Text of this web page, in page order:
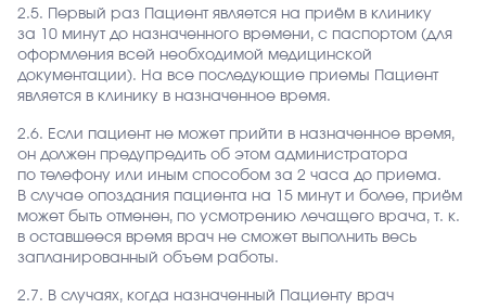
2.5. Первый раз Пациент является на приём в клинику
за 10 минут до назначенного времени, с паспортом (для
оформления всей необходимой медицинской
документации). На все последующие приемы Пациент
является в клинику в назначенное время.
2.6. Если пациент не может прийти в назначенное время,
он должен предупредить об этом администратора
по телефону или иным способом за 2 часа до приема.
В случае опоздания пациента на 15 минут и более, приём
может быть отменен, по усмотрению лечащего врача, т. к.
в оставшееся время врач не сможет выполнить весь
запланированный объем работы.
2.7. В случаях, когда назначенный Пациенту врач